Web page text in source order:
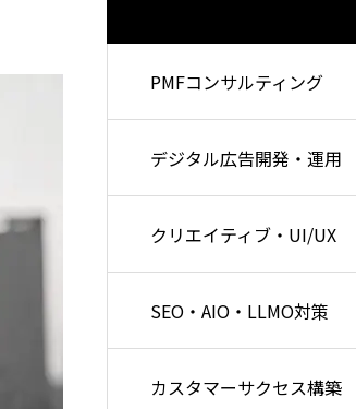
CRM・AI自動化支
WEB開発
セマンティック検索とは
今後のSEO・AI対策を徹
説
PMFコンサルティング
デジタル広告開発・運用
クリエイティブ・UI/UX
SEO・AIO・LLMO対策
カスタマーサクセス構築